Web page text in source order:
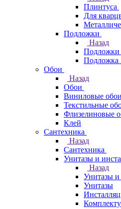
Плинтуса
Для
Подложки
Назад
Подложки
Подложка
Обои
Назад
Обои
Виниловые обои
Текстильные
Флизелиновые
Клей
Сантехника
Назад
Сантехника
Унитазы и
Назад
Унитазы и
Унитазы